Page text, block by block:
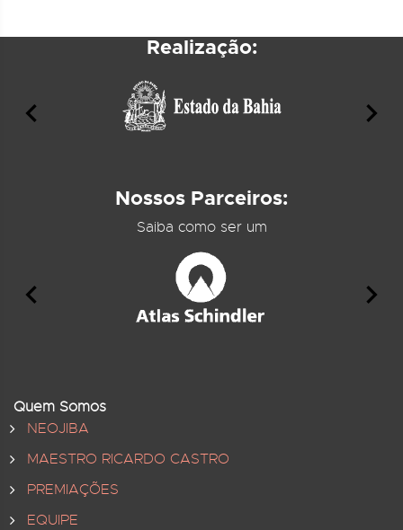
Realização:
Nossos Parceiros:
Saiba como ser um
Quem Somos
NEOJIBA
MAESTRO RICARDO CASTRO
PREMIAÇÕES
EQUIPE